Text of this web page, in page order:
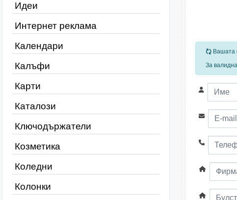
Идеи
Интернет реклама
Календари
Калъфи
Карти
Каталози
Ключодържатели
Козметика
Коледни
Колонки
За
Вашата
За